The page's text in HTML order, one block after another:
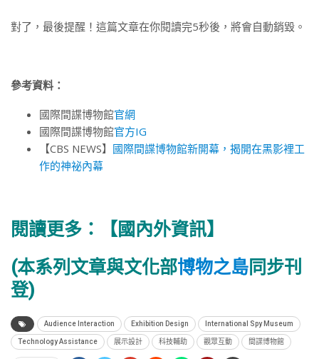
對了，最後提醒！這篇文章在你閱讀完5秒後，將會自動銷毀。
參考資料：
國際間諜博物館官網
國際間諜博物館官方IG
【CBS NEWS】 國際間諜博物館新開幕，揭開在黑影裡工
作的神祕內幕
閱讀更多：
【國內外資訊】
(本系列文章與文化部博物之島同步刊
登)
Audience Interaction Exhibition Design International Spy Museum
Technology Assistance 展示設計 科技輔助 觀眾互動 間諜博物館